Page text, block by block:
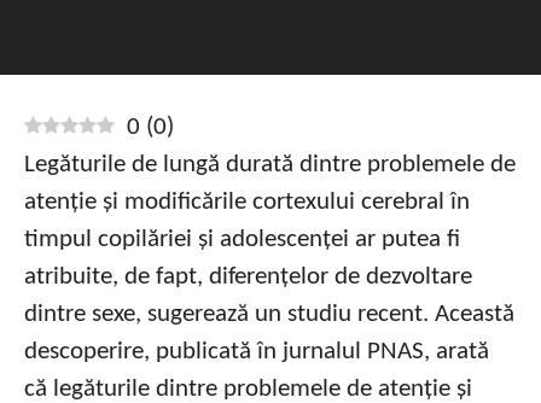
0 (0)
Legăturile de lungă durată dintre problemele de
atenție și modificările cortexului cerebral în
timpul copilăriei și adolescenței ar putea fi
atribuite, de fapt, diferențelor de dezvoltare
dintre sexe, sugerează un studiu recent. Această
descoperire, publicată în jurnalul PNAS, arată
că legăturile dintre problemele de atenție și